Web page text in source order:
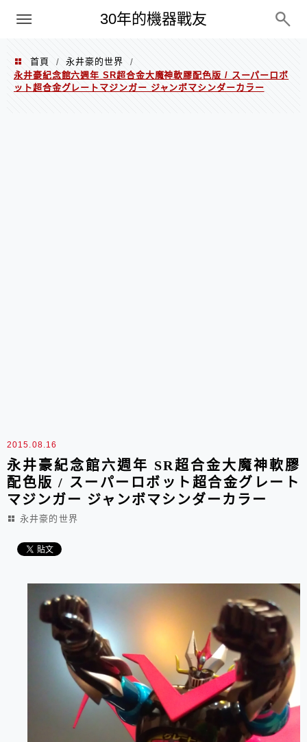
30年的機器戰友
PC
首頁 / 永井豪的世界
/
永井豪紀念館六週年 SR超合金大魔神軟膠配色版 / スーパーロボ
ット超合金グレートマジンガー ジャンボマシンダーカラー
2015.08.16
永井豪紀念館六週年 SR超合金大魔神軟膠
配色版 / スーパーロボット超合金グレート
マジンガー ジャンボマシンダーカラー
永井豪的世界